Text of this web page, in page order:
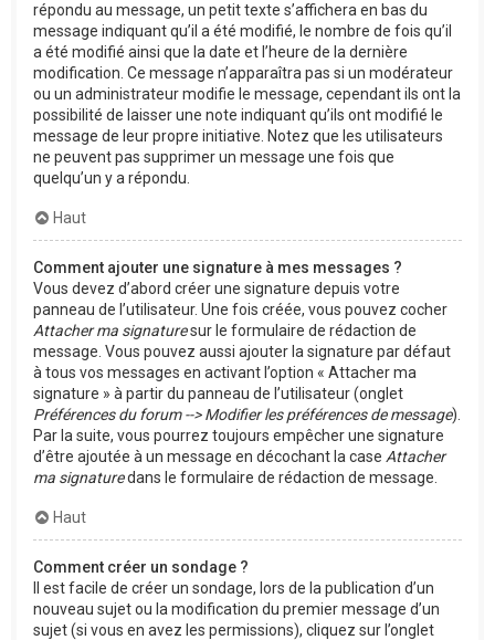
répondu au message, un petit texte s’affichera en bas du
message indiquant qu’il a été modifié, le nombre de fois qu’il
a été modifié ainsi que la date et l’heure de la dernière
modification. Ce message n’apparaîtra pas si un modérateur
ou un administrateur modifie le message, cependant ils ont la
possibilité de laisser une note indiquant qu’ils ont modifié le
message de leur propre initiative. Notez que les utilisateurs
ne peuvent pas supprimer un message une fois que
quelqu’un y a répondu.
Haut
Comment ajouter une signature à mes messages ?
Vous devez d’abord créer une signature depuis votre
panneau de l’utilisateur. Une fois créée, vous pouvez cocher
Attacher ma signaturesur le formulaire de rédaction de
message. Vous pouvez aussi ajouter la signature par défaut
à tous vos messages en activant l’option « Attacher ma
signature » à partir du panneau de l’utilisateur (onglet
Préférences du forum --> Modifier les préférences de message).
Par la suite, vous pourrez toujours empêcher une signature
d’être ajoutée à un message en décochant la case Attacher
ma signaturedans le formulaire de rédaction de message.
Haut
Comment créer un sondage ?
Il est facile de créer un sondage, lors de la publication d’un
nouveau sujet ou la modification du premier message d’un
sujet (si vous en avez les permissions), cliquez sur l’onglet